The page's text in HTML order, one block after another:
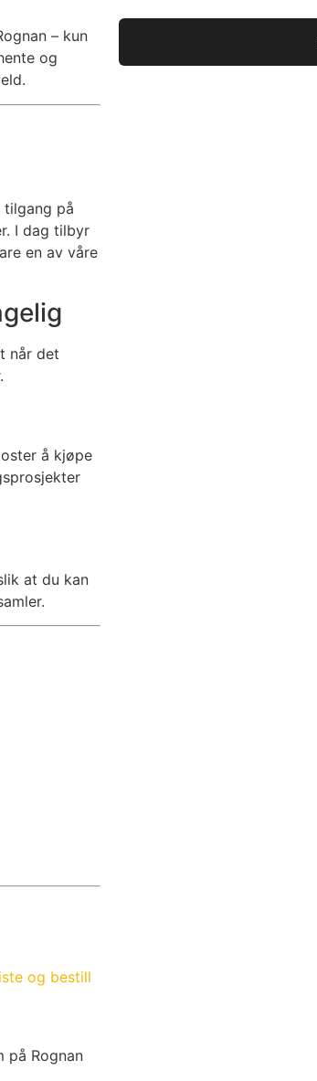
– kun
og
på
I dag tilbyr
en av våre
når det
å kjøpe
at du kan
og bestill
på Rognan